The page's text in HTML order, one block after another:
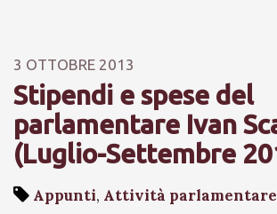
3 OTTOBRE 2013
Stipendi e spese del
parlamentare Ivan
(Luglio-Settembre
Appunti, Attività parlamentare